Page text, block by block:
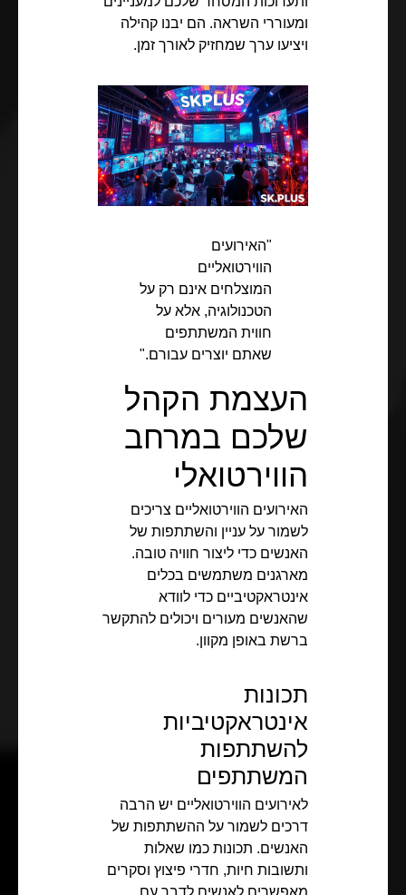
ומעוררי השראה. הם יבנו קהילה
ויציעו ערך שמחזיק לאורך זמן.
"האירועים
הווירטואליים
המוצלחים אינם רק על
הטכנולוגיה, אלא על
חווית המשתתפים
שאתם יוצרים עבורם."
העצמת הקהל
שלכם במרחב
הווירטואלי
האירועים הווירטואליים צריכים
לשמור על עניין והשתתפות של
האנשים כדי ליצור חוויה טובה.
מארגנים משתמשים בכלים
אינטראקטיביים כדי לוודא
שהאנשים מעורים ויכולים להתקשר
ברשת באופן מקוון.
תכונות
אינטראקטיביות
להשתתפות
המשתתפים
לאירועים הווירטואליים יש הרבה
דרכים לשמור על ההשתתפות של
האנשים. תכונות כמו שאלות
ותשובות חיות, חדרי פיצוץ וסקרים
מאפשרים לאנשים לדבר עם